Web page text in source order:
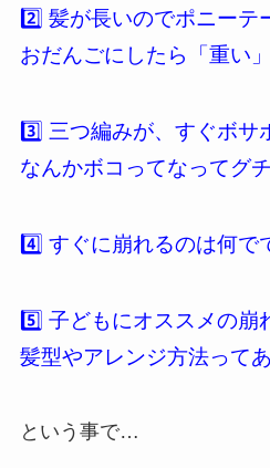
2️⃣ 髪が長いのでポニーテ
おだんごにしたら「重い
3️⃣ 三つ編みが、すぐボサ
なんかボコってなってグ
4️⃣ すぐに崩れるのは何で
5️⃣ 子どもにオススメの崩
髪型やアレンジ方法って
という事で…